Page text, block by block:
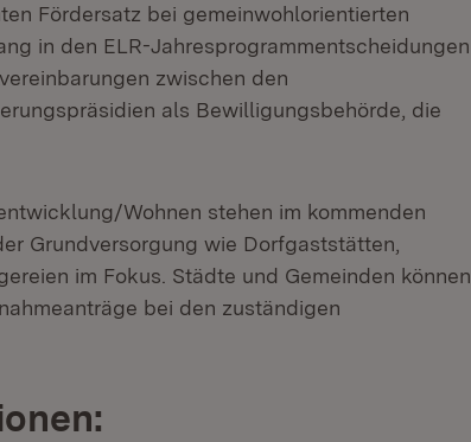
Fördersatz bei gemeinwohlorientierten
in den ELR-Jahresprogrammentscheidungen
zwischen den
als Bewilligungsbehörde, die
Wohnen stehen im kommenden
Grundversorgung wie Dorfgaststätten,
im Fokus. Städte und Gemeinden können
bei den zuständigen